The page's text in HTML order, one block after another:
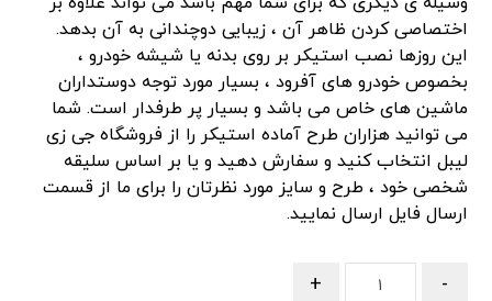
اختصاصی کردن ظاهر آن ، زیبایی دوچندانی به آن بدهد.
این روزها نصب استیکر بر روی بدنه یا شیشه خودرو ،
بخصوص خودرو های آفرود ، بسیار مورد توجه دوستداران
ماشین های خاص می باشد و بسیار پر طرفدار است. شما
می توانید هزاران طرح آماده استیکر را از فروشگاه جی زی
لیبل انتخاب کنید و سفارش دهید و یا بر اساس سلیقه
شخصی خود ، طرح و سایز مورد نظرتان را برای ما از قسمت
ارسال فایل ارسال نمایید.
-
+